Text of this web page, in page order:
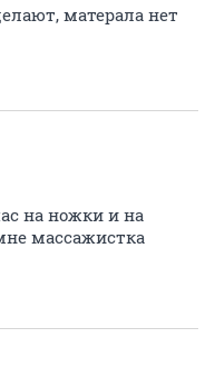
матерала нет
на ножки и на
массажистка